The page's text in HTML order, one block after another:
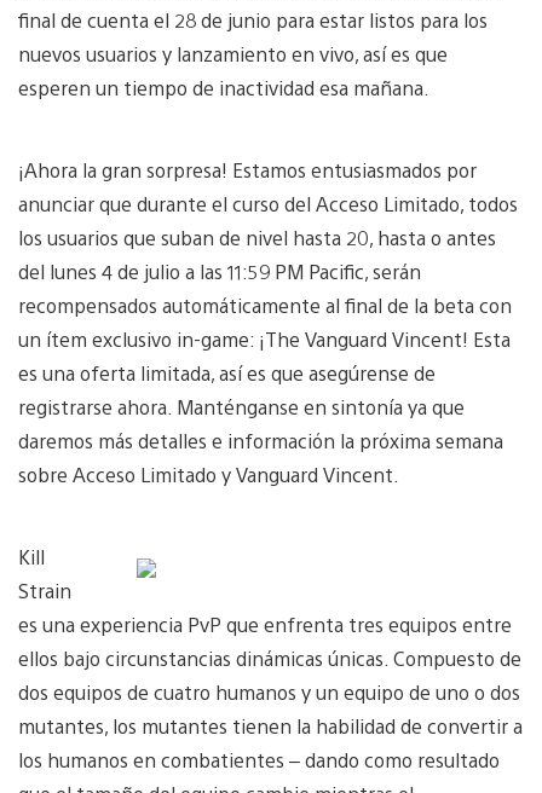
final de cuenta el 28 de junio para estar listos para los
nuevos usuarios y lanzamiento en vivo, así es que
esperen un tiempo de inactividad esa mañana.
¡Ahora la gran sorpresa! Estamos entusiasmados por
anunciar que durante el curso del Acceso Limitado, todos
los usuarios que suban de nivel hasta 20, hasta o antes
del lunes 4 de julio a las 11:59 PM Pacific, serán
recompensados automáticamente al final de la beta con
un ítem exclusivo in-game: ¡The Vanguard Vincent! Esta
es una oferta limitada, así es que asegúrense de
registrarse ahora. Manténganse en sintonía ya que
daremos más detalles e información la próxima semana
sobre Acceso Limitado y Vanguard Vincent.
Kill
Strain
es una experiencia PvP que enfrenta tres equipos entre
ellos bajo circunstancias dinámicas únicas. Compuesto de
dos equipos de cuatro humanos y un equipo de uno o dos
mutantes, los mutantes tienen la habilidad de convertir a
los humanos en combatientes – dando como resultado